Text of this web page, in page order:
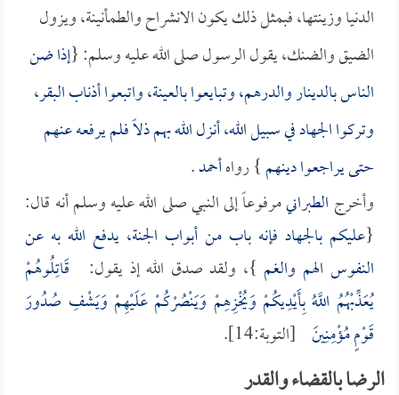
الدنيا وزينتها، فبمثل ذلك يكون الانشراح والطمأنينة، ويزول
الضيق والضنك، يقول الرسول صلى الله عليه وسلم: {إذا ضن
الناس بالدينار والدرهم، وتبايعوا بالعينة، واتبعوا أذناب البقر،
وتركوا الجهاد في سبيل الله، أنزل الله بهم ذلاً فلم يرفعه عنهم
حتى يراجعوا دينهم} رواهأحمد.
وأخرج الطبرانيمرفوعاً إلى النبي صلى الله عليه وسلم أنه قال:
{عليكم بالجهاد فإنه باب من أبواب الجنة، يدفع الله به عن
النفوس الهم والغم }، ولقد صدق الله إذ يقول:
قَاتِلُوهُمْ
يُعَذِّبْهُمُ اللَّهُ بِأَيْدِيكُمْ وَيُخْزِهِمْ وَيَنْصُرْكُمْ عَلَيْهِمْ وَيَشْفِ صُدُورَ
قَوْمٍ مُؤْمِنِينَ [التوبة:14].
الرضا بالقضاء والقدر